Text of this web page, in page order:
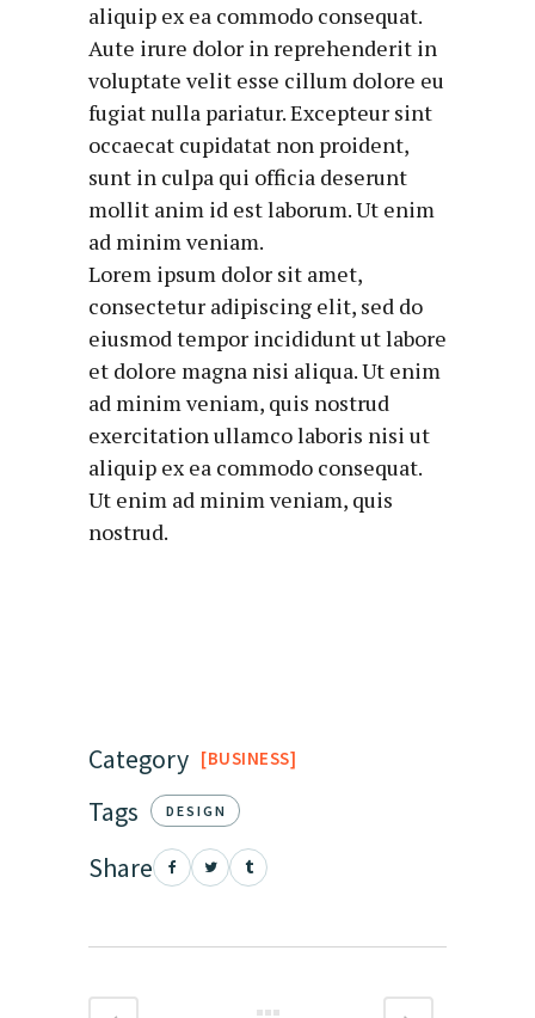
aliquip ex ea commodo consequat.
Aute irure dolor in reprehenderit in
voluptate velit esse cillum dolore eu
fugiat nulla pariatur. Excepteur sint
occaecat cupidatat non proident,
sunt in culpa qui officia deserunt
mollit anim id est laborum. Ut enim
ad minim veniam.
Lorem ipsum dolor sit amet,
consectetur adipiscing elit, sed do
eiusmod tempor incididunt ut labore
et dolore magna nisi aliqua. Ut enim
ad minim veniam, quis nostrud
exercitation ullamco laboris nisi ut
aliquip ex ea commodo consequat.
Ut enim ad minim veniam, quis
nostrud.
Category BUSINESS
Tags DESIGN
Share